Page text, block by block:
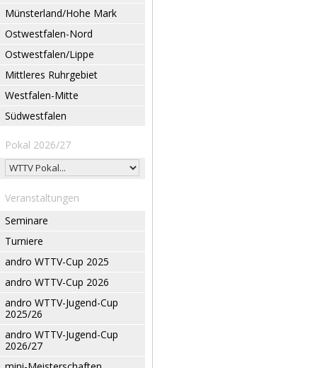
Münsterland/Hohe Mark
Ostwestfalen-Nord
Ostwestfalen/Lippe
Mittleres Ruhrgebiet
Westfalen-Mitte
Südwestfalen
Pokal 2026/27
Veranstaltungen
Seminare
Turniere
andro WTTV-Cup 2025
andro WTTV-Cup 2026
andro WTTV-Jugend-Cup
2025/26
andro WTTV-Jugend-Cup
2026/27